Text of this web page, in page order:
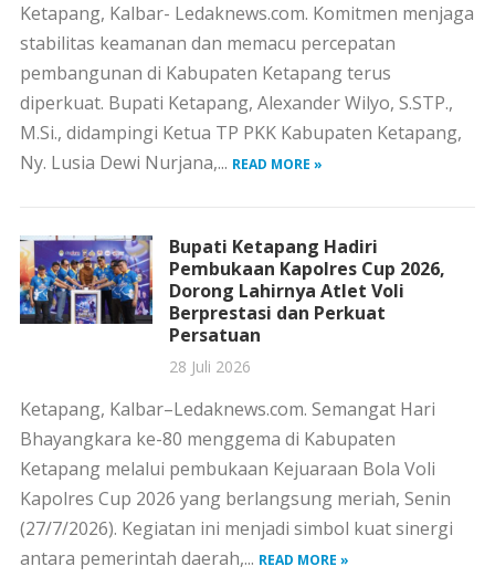
Ketapang, Kalbar- Ledaknews.com. Komitmen menjaga
stabilitas keamanan dan memacu percepatan
pembangunan di Kabupaten Ketapang terus
diperkuat. Bupati Ketapang, Alexander Wilyo, S.STP.,
M.Si., didampingi Ketua TP PKK Kabupaten Ketapang,
Ny. Lusia Dewi Nurjana,... READ MORE »
Bupati Ketapang Hadiri
Pembukaan Kapolres Cup 2026,
Dorong Lahirnya Atlet Voli
Berprestasi dan Perkuat
Persatuan
28 Juli 2026
Ketapang, Kalbar–Ledaknews.com. Semangat Hari
Bhayangkara ke-80 menggema di Kabupaten
Ketapang melalui pembukaan Kejuaraan Bola Voli
Kapolres Cup 2026 yang berlangsung meriah, Senin
(27/7/2026). Kegiatan ini menjadi simbol kuat sinergi
antara pemerintah daerah,... READ MORE »